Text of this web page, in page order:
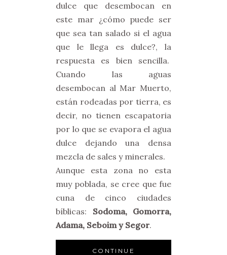
dulce que desembocan en
este mar ¿cómo puede ser
que sea tan salado si el agua
que le llega es dulce?, la
respuesta es bien sencilla.
Cuando las aguas
desembocan al Mar Muerto,
están rodeadas por tierra, es
decir, no tienen escapatoria
por lo que se evapora el agua
dulce dejando una densa
mezcla de sales y minerales.
Aunque esta zona no esta
muy poblada, se cree que fue
cuna de cinco ciudades
bíblicas: Sodoma, Gomorra,
Adama, Seboim y Segor.
CONTINUE